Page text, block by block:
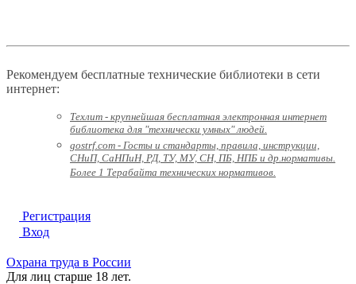
Рекомендуем бесплатные технические библиотеки в сети
интернет:
Техлит - крупнейшая бесплатная электронная интернет
библиотека для "технически умных" людей.
gostrf.com - Госты и стандарты, правила, инструкции,
СНиП, СаНПиН, РД, ТУ, МУ, СН, ПБ, НПБ и др.нормативы.
Более 1 Терабайта технических нормативов.
Регистрация
Вход
Охрана труда в России
Для лиц старше 18 лет.